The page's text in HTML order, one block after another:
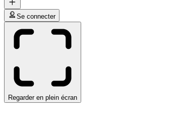
Se connecter
Regarder en plein écran